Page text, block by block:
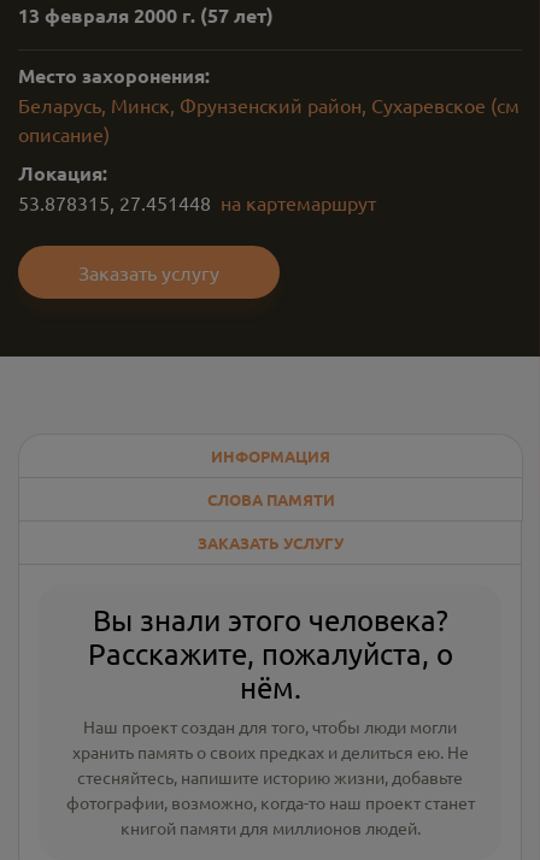
13 февраля 2000 г. (57 лет)
Место захоронения:
Беларусь, Минск, Фрунзенский район, Сухаревское (см
описание)
Локация:
53.878315, 27.451448 на картемаршрут
Заказать услугу
ИНФОРМАЦИЯ
СЛОВА ПАМЯТИ
ЗАКАЗАТЬ УСЛУГУ
Вы знали этого человека?
Расскажите, пожалуйста, о
нём.
Наш проект создан для того, чтобы люди могли
хранить память о своих предках и делиться ею. Не
стесняйтесь, напишите историю жизни, добавьте
фотографии, возможно, когда-то наш проект станет
книгой памяти для миллионов людей.